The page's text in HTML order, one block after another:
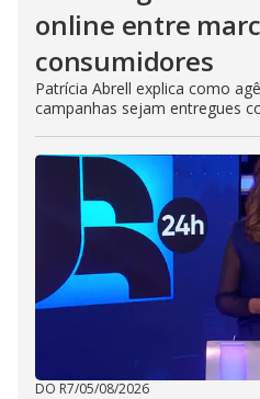
online entre
consumidores
Patrícia Abrell explica como
campanhas sejam entregues
DO R7/05/08/2026